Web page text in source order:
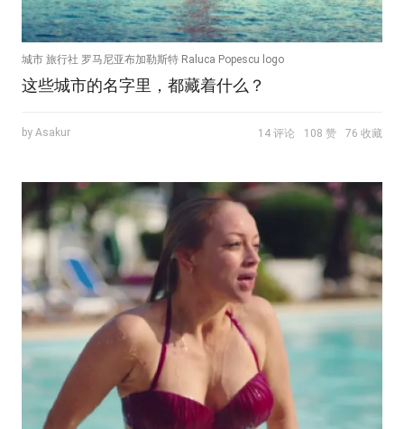
城市 旅行社 罗马尼亚布加勒斯特 Raluca Popescu logo
这些城市的名字里，都藏着什么？
by Asakur 14 评论 108 赞 76 收藏